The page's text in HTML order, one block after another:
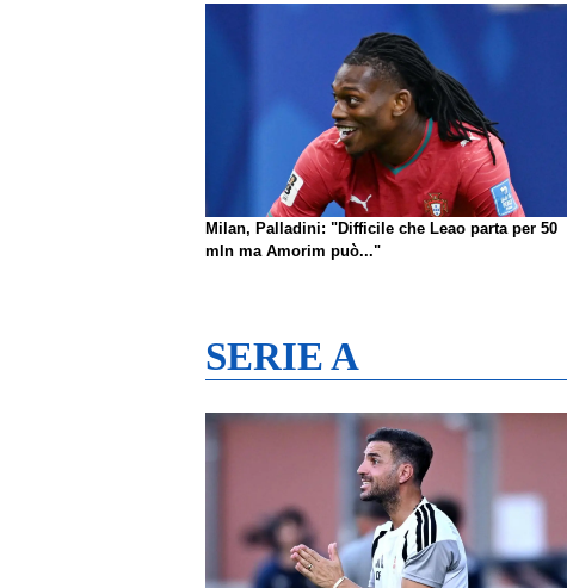
Milan, Palladini: "Difficile che Leao parta per 50
mln ma Amorim può..."
SERIE A